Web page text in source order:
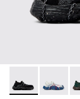
ROKU -ROKU -